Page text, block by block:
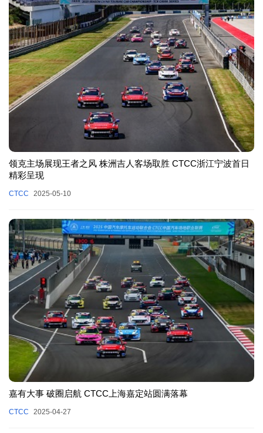
领克主场展现王者之风 株洲吉人客场取胜 CTCC浙江宁波首日
精彩呈现
CTCC 2025-05-10
嘉有大事 破圈启航 CTCC上海嘉定站圆满落幕
CTCC 2025-04-27